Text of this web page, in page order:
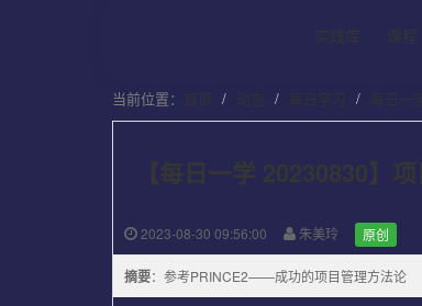
实践库 课程
当前位置： 首页 动态 每日学习 每日一
【每日一学 20230830】
2023-08-30 09:56:00 朱美玲 原创
摘要：参考PRINCE2——成功的项目管理方法论